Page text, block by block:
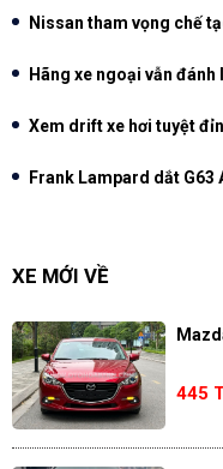
Nissan tham vọng chế
Hãng xe ngoại vẫn
Xem drift xe hơi tuyệt
Frank Lampard dắt G63
XE MỚI VỀ
445